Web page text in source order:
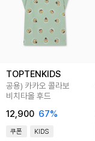
TOPTENKIDS
공용) 카카오 콜라보
비치타올 후드
12,900 67%
쿠폰 KIDS